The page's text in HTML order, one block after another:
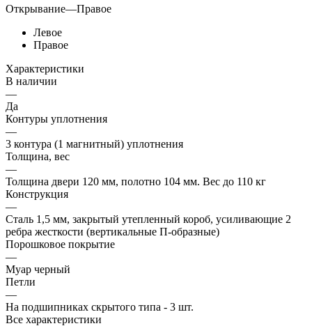
Открывание—Правое
Левое
Правое
Характеристики
В наличии
—
Да
Контуры уплотнения
—
3 контура (1 магнитный) уплотнения
Толщина, вес
—
Толщина двери 120 мм, полотно 104 мм. Вес до 110 кг
Конструкция
—
Сталь 1,5 мм, закрытый утепленный короб, усиливающие 2
ребра жесткости (вертикальные П-образные)
Порошковое покрытие
—
Муар черный
Петли
—
На подшипниках скрытого типа - 3 шт.
Все характеристики